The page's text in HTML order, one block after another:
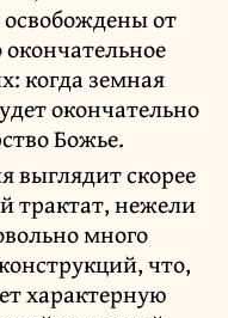
от
когда земная
окончательно
Божье.
выглядит скорее
трактат, нежели
много
что,
характерную